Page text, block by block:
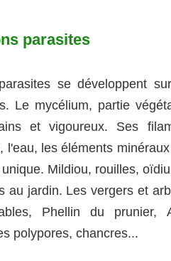
parasites
se développent
Le mycélium, partie
et vigoureux. Ses
l'eau, les éléments
Mildiou, rouilles,
au jardin. Les vergers et
Phellin du prunier,
polypores, chancres...